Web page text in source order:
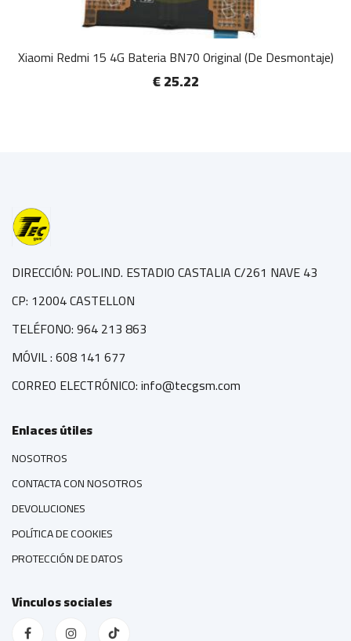
Xiaomi Redmi 15 4G Bateria BN70 Original (De Desmontaje)
€ 25.22
DIRECCIÓN: POL.IND. ESTADIO CASTALIA C/261 NAVE 43
CP: 12004 CASTELLON
TELÉFONO: 964 213 863
MÓVIL : 608 141 677
CORREO ELECTRÓNICO: info@tecgsm.com
Enlaces útiles
NOSOTROS
CONTACTA CON NOSOTROS
DEVOLUCIONES
POLÍTICA DE COOKIES
PROTECCIÓN DE DATOS
Vínculos sociales